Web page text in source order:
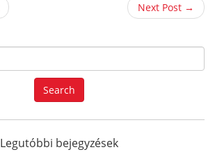
Next Post →
e
a
r
f
Search
Legutóbbi bejegyzések